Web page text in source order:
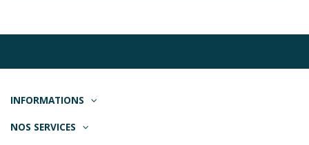
INFORMATIONS
NOS SERVICES